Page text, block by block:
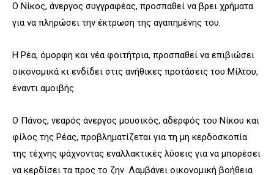
Ο Νίκος, άνεργος συγγραφέας, προσπαθεί να βρει χρήματα
για να πληρώσει την έκτρωση της αγαπημένης του.
Η Ρέα, όμορφη και νέα φοιτήτρια, προσπαθεί να επιβιώσει
οικονομικά κι ενδίδει στις ανήθικες προτάσεις του Μίλτου,
έναντι αμοιβής.
Ο Πάνος, νεαρός άνεργος μουσικός, αδερφός του Νίκου και
φίλος της Ρέας, προβληματίζεται για τη μη κερδοσκοπία
της τέχνης ψάχνοντας εναλλακτικές λύσεις για να μπορέσει
να κερδίσει τα προς το ζην. Λαμβάνει οικονομική βοήθεια